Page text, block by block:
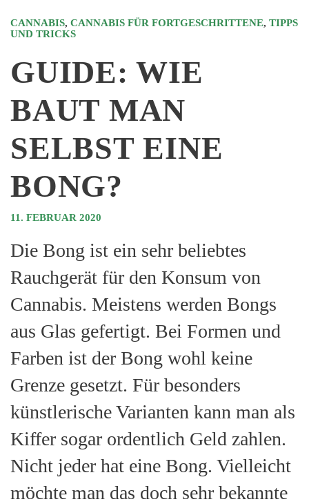
CANNABIS, CANNABIS FÜR FORTGESCHRITTENE, TIPPS
UND TRICKS
GUIDE: WIE
BAUT MAN
SELBST EINE
BONG?
11. FEBRUAR 2020
Die Bong ist ein sehr beliebtes
Rauchgerät für den Konsum von
Cannabis. Meistens werden Bongs
aus Glas gefertigt. Bei Formen und
Farben ist der Bong wohl keine
Grenze gesetzt. Für besonders
künstlerische Varianten kann man als
Kiffer sogar ordentlich Geld zahlen.
Nicht jeder hat eine Bong. Vielleicht
möchte man das doch sehr bekannte